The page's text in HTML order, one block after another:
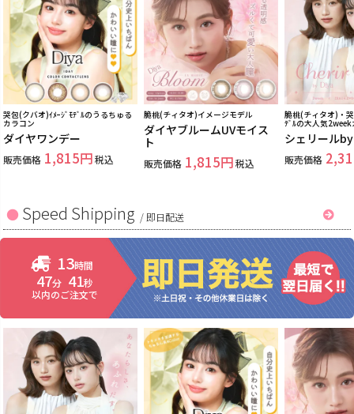
哭包(クバオ)ｲﾒｰｼﾞﾓﾃﾞﾙのうるちゅる
カラコン
ダイヤワンデー
販売価格 1,815 税込
脆桃(チィタオ)イメージモデル
ダイヤブルームUVモイス
ト
販売価格 1,815 税込
脆桃(チィタオ)・
ﾃﾞﾙの大人気2week
シェリール
販売価格
Speed Shipping /即日配送
13時間
47分 39秒
以内のご注文で